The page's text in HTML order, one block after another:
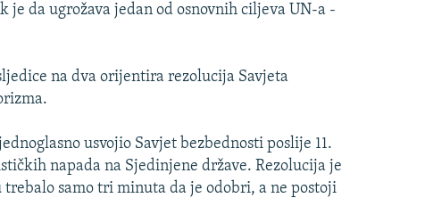
je da ugrožava jedan od osnovnih ciljeva UN-a -
na dva orijentira rezolucija Savjeta
usvojio Savjet bezbednosti poslije 11.
napada na Sjedinjene države. Rezolucija je
trebalo samo tri minuta da je odobri, a ne postoji